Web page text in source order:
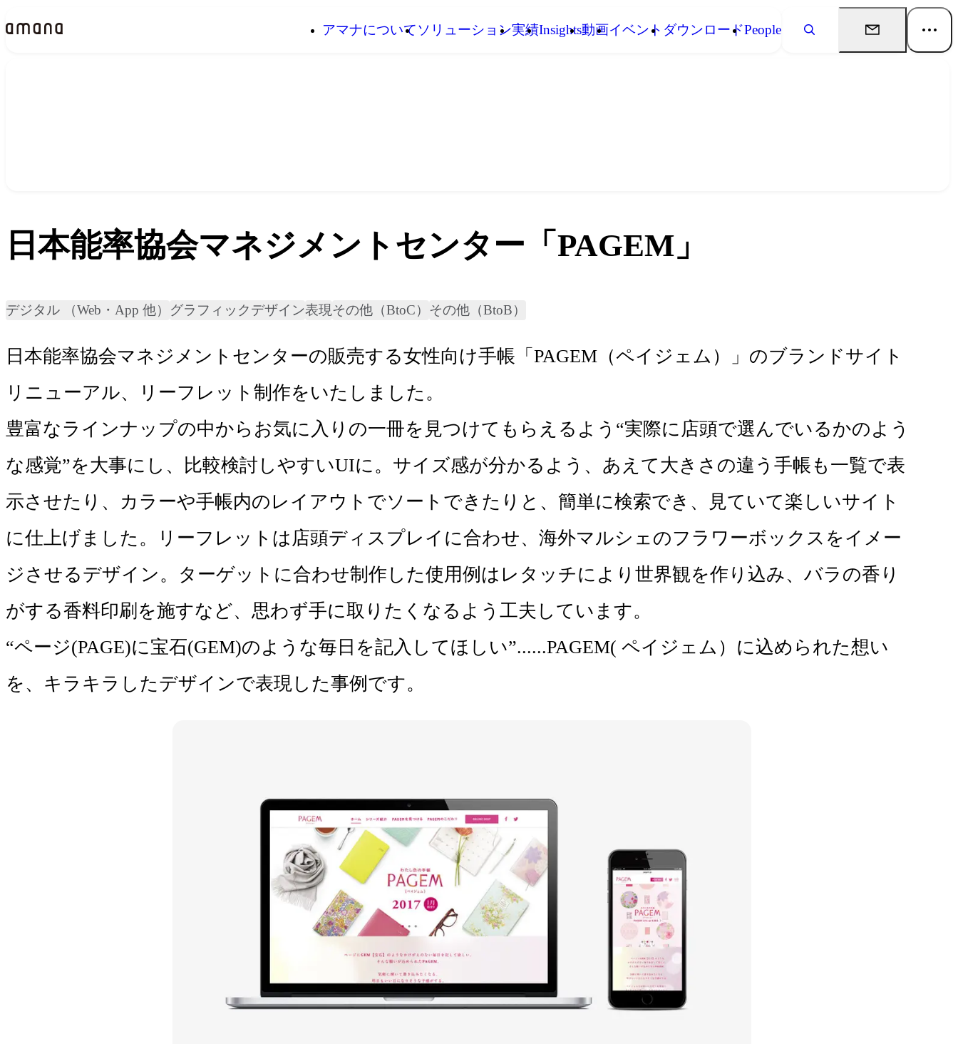
アマナについてソリューション実績Insights動画イベント ダウンロードPeople
日本能率協会マネジメントセンター「PAGEM」
デジタル （Web・App 他） グラフィックデザイン表現その他（BtoC） その他（BtoB）
日本能率協会マネジメントセンターの販売する女性向け手帳「PAGEM（ペイジェム）」のブランドサイト
リニューアル、リーフレット制作をいたしました。
豊富なラインナップの中からお気に入りの一冊を見つけてもらえるよう“実際に店頭で選んでいるかのよう
な感覚”を大事にし、比較検討しやすいUIに。サイズ感が分かるよう、あえて大きさの違う手帳も一覧で表
示させたり、カラーや手帳内のレイアウトでソートできたりと、簡単に検索でき、見ていて楽しいサイト
に仕上げました。リーフレットは店頭ディスプレイに合わせ、海外マルシェのフラワーボックスをイメー
ジさせるデザイン。ターゲットに合わせ制作した使用例はレタッチにより世界観を作り込み、バラの香り
がする香料印刷を施すなど、思わず手に取りたくなるよう工夫しています。
“ページ(PAGE)に宝石(GEM)のような毎日を記入してほしい”......PAGEM( ペイジェム）に込められた想い
を、キラキラしたデザインで表現した事例です。